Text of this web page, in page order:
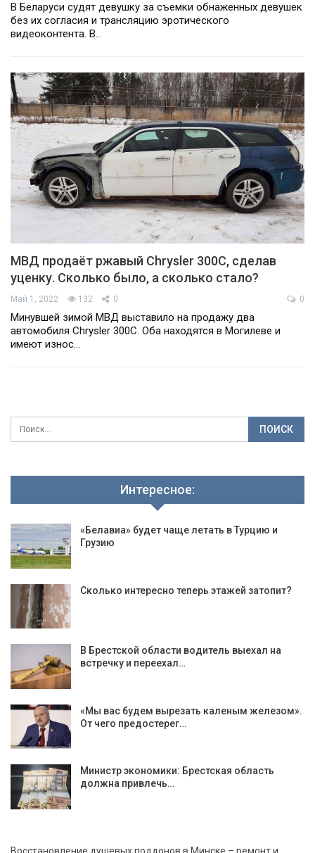
В Беларуси судят девушку за съемки обнаженных девушек
без их согласия и трансляцию эротического
видеоконтента. В…
МВД продаёт ржавый Chrysler 300С, сделав
уценку. Сколько было, а сколько стало?
Май 1, 2022 132 0 0
Минувшей зимой МВД выставило на продажу два
автомобиля Chrysler 300С. Оба находятся в Могилеве и
имеют износ…
Интересное:
«Белавиа» будет чаще летать в Турцию и
Грузию
Сколько интересно теперь этажей затопит?
В Брестской области водитель выехал на
встречку и переехал…
«Мы вас будем вырезать каленым железом».
От чего предостерег…
Министр экономики: Брестская область
должна привлечь…